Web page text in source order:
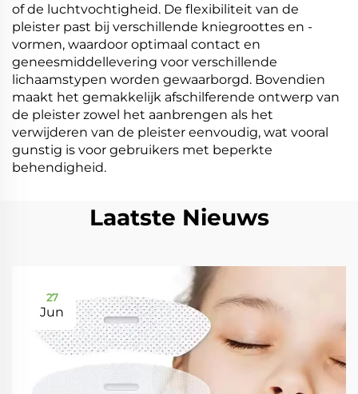
of de luchtvochtigheid. De flexibiliteit van de
pleister past bij verschillende kniegroottes en -
vormen, waardoor optimaal contact en
geneesmiddellevering voor verschillende
lichaamstypen worden gewaarborgd. Bovendien
maakt het gemakkelijk afschilferende ontwerp van
de pleister zowel het aanbrengen als het
verwijderen van de pleister eenvoudig, wat vooral
gunstig is voor gebruikers met beperkte
behendigheid.
Laatste Nieuws
27
Jun